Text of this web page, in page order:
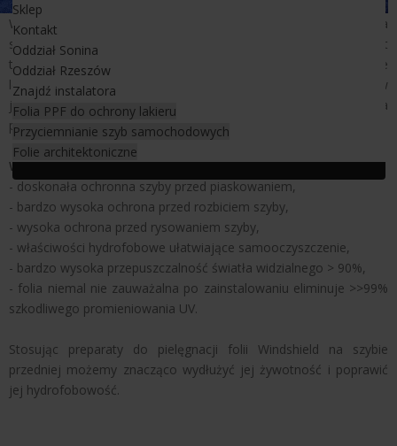
Sklep
Kontakt
Oddział Sonina
Oddział Rzeszów
Znajdź instalatora
Folia PPF do ochrony lakieru
Przyciemnianie szyb samochodowych
Folie architektoniczne
W naszej ofercie handlowej pojawił się nowy produkt - folia
samochodowa do ochrony szyby przedniej firmy Windshield. Jest
to folia samochodowa wysokiej jakości porównywalna, jeśli nie
lepsza, z foliami do ochrony szyby czołowej takich producentów
jak ClearPlex, Bray stosowanej przez firmy autodetailingowe na
polskim rynku.
Właściwości folii - powłoki do ochrony szyby przedniej:
- doskonała ochronna szyby przed piaskowaniem,
- bardzo wysoka ochrona przed rozbiciem szyby,
- wysoka ochrona przed rysowaniem szyby,
- właściwości hydrofobowe ułatwiające samooczyszczenie,
- bardzo wysoka przepuszczalność światła widzialnego > 90%,
- folia niemal nie zauważalna po zainstalowaniu eliminuje >>99%
szkodliwego promieniowania UV.
Stosując preparaty do pielęgnacji folii Windshield na szybie
przedniej możemy znacząco wydłużyć jej żywotność i poprawić
jej hydrofobowość.